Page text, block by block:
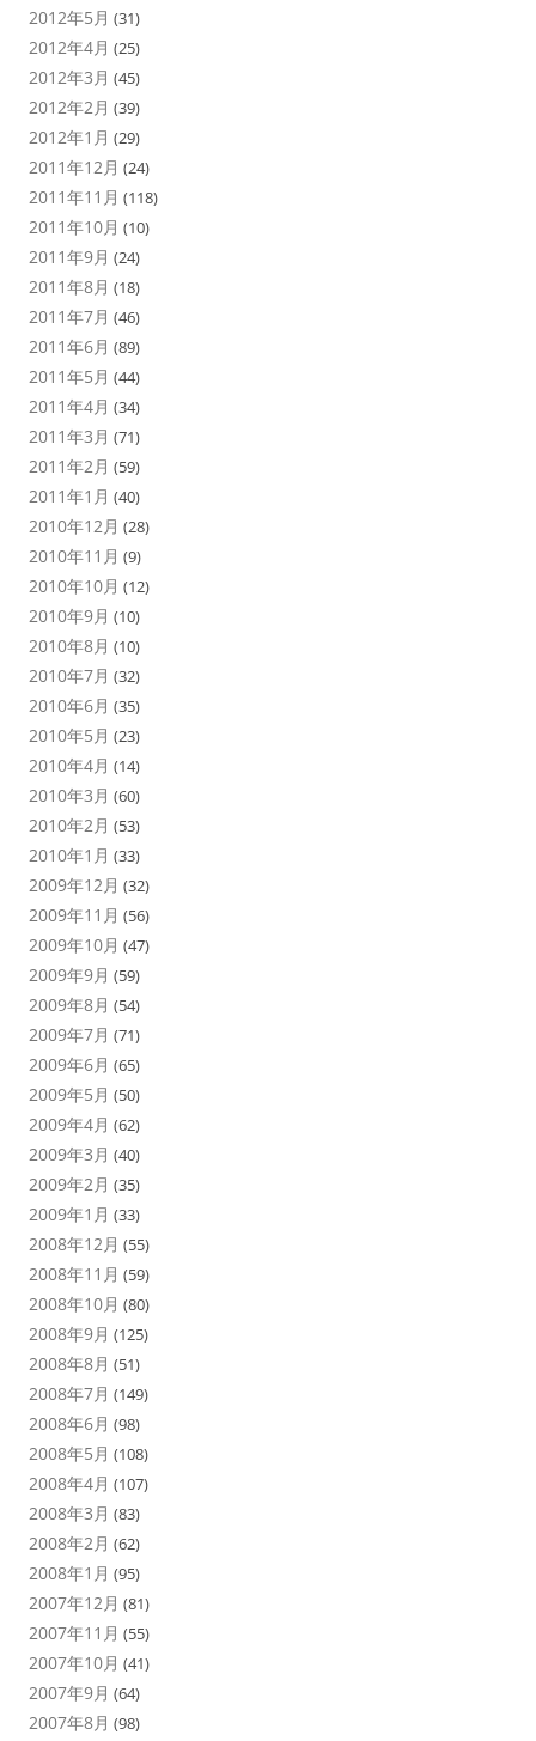
2012年5月 (31)
2012年4月 (25)
2012年3月 (45)
2012年2月 (39)
2012年1月 (29)
2011年12月 (24)
2011年11月 (118)
2011年10月 (10)
2011年9月 (24)
2011年8月 (18)
2011年7月 (46)
2011年6月 (89)
2011年5月 (44)
2011年4月 (34)
2011年3月 (71)
2011年2月 (59)
2011年1月 (40)
2010年12月 (28)
2010年11月 (9)
2010年10月 (12)
2010年9月 (10)
2010年8月 (10)
2010年7月 (32)
2010年6月 (35)
2010年5月 (23)
2010年4月 (14)
2010年3月 (60)
2010年2月 (53)
2010年1月 (33)
2009年12月 (32)
2009年11月 (56)
2009年10月 (47)
2009年9月 (59)
2009年8月 (54)
2009年7月 (71)
2009年6月 (65)
2009年5月 (50)
2009年4月 (62)
2009年3月 (40)
2009年2月 (35)
2009年1月 (33)
2008年12月 (55)
2008年11月 (59)
2008年10月 (80)
2008年9月 (125)
2008年8月 (51)
2008年7月 (149)
2008年6月 (98)
2008年5月 (108)
2008年4月 (107)
2008年3月 (83)
2008年2月 (62)
2008年1月 (95)
2007年12月 (81)
2007年11月 (55)
2007年10月 (41)
2007年9月 (64)
2007年8月 (98)